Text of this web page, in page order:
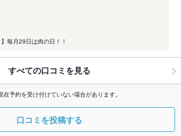
毎月29日は肉の日！！
すべての口コミを見る
予約を受け付けていない場合があります。
口コミを投稿する